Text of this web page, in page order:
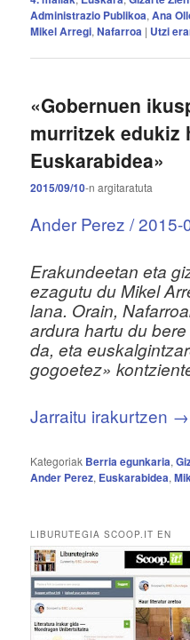
Administrazio Publikoa,Ana
Mikel Arregi,Nafarroa | Utzi
«Gobernuen
murritzek edukiz
Euskarabidea»
2015/09/10-nargitaratuta
Ander Perez /2015-
Erakundeetan eta
ezagutu du Mikel
lana. Orain,
ardura hartu du
da, eta
gogoetez»
Jarraitu irakurtzen →
Kategoriak Berria egunkaria,
Ander Perez, Euskarabidea,
LIBURUTEGIA SCOOP.IT EN